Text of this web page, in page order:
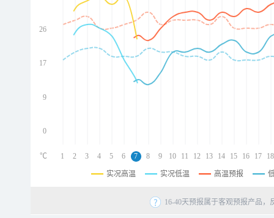
26
17
9
0
1 2 3 4 5 6 7 8 9 10 11 12 13 14 15 16 17 18
℃
实况高温 实况低温 高温预报
16-40天预报属于客观预报产品